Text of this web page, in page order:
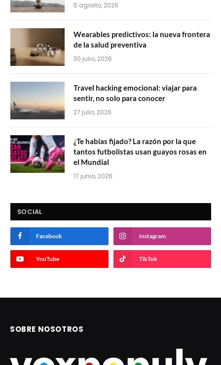
5 agosto, 2026
Wearables predictivos: la nueva frontera
de la salud preventiva
30 julio, 2026
Travel hacking emocional: viajar para
sentir, no solo para conocer
27 julio, 2026
¿Te habías fijado? La razón por la que
tantos futbolistas usan guayos rosas en
el Mundial
17 junio, 2026
SOCIAL
Facebook Instagram
YouTube TikTok
SOBRE NOSOTROS